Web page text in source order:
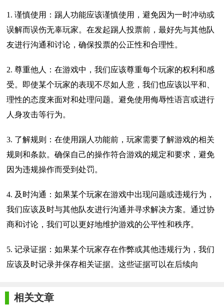
1. 谨慎使用：踢人功能应该谨慎使用，避免因为一时冲动或
误解而误伤无辜玩家。在发起踢人投票前，最好先与其他队
友进行沟通和讨论，确保投票的公正性和合理性。
2. 尊重他人：在游戏中，我们应该尊重每个玩家的权利和感
受。即使某个玩家的表现不尽如人意，我们也应该以平和、
理性的态度来面对和处理问题。避免使用侮辱性语言或进行
人身攻击等行为。
3. 了解规则：在使用踢人功能前，玩家需要了解游戏的相关
规则和条款。确保自己的操作符合游戏的规定和要求，避免
因为违规操作而受到处罚。
4. 及时沟通：如果某个玩家在游戏中出现问题或违规行为，
我们应该及时与其他队友进行沟通并寻求解决方案。通过协
商和讨论，我们可以更好地维护游戏的公平性和秩序。
5. 记录证据：如果某个玩家存在作弊或其他违规行为，我们
应该及时记录并保存相关证据。这些证据可以在后续向
相关文章